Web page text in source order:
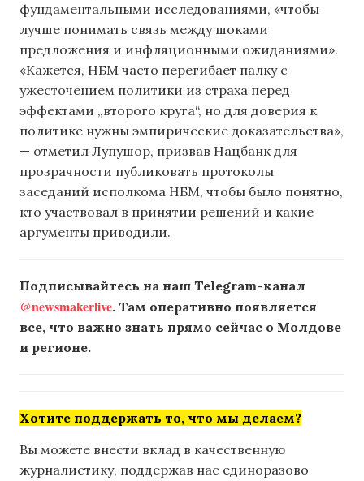
фундаментальными исследованиями, «чтобы
лучше понимать связь между шоками
предложения и инфляционными ожиданиями».
«Кажется, НБМ часто перегибает палку с
ужесточением политики из страха перед
эффектами „второго круга“, но для доверия к
политике нужны эмпирические доказательства»,
— отметил Лупушор, призвав Нацбанк для
прозрачности публиковать протоколы
заседаний исполкома НБМ, чтобы было понятно,
кто участвовал в принятии решений и какие
аргументы приводили.
Подписывайтесь на наш Telegram-канал
@newsmakerlive. Там оперативно появляется
все, что важно знать прямо сейчас о Молдове
и регионе.
Хотите поддержать то, что мы делаем?
Вы можете внести вклад в качественную
журналистику, поддержав нас единоразово